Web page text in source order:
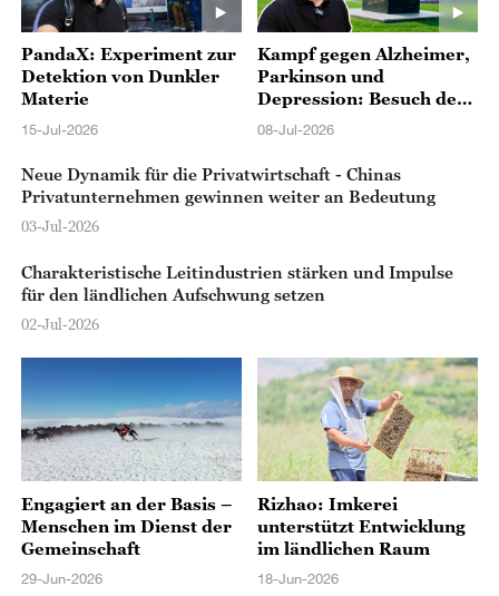
PandaX: Experiment zur
Detektion von Dunkler
Materie
15-Jul-2026
Kampf gegen Alzheimer,
Parkinson und
Depression: Besuch des
IRCBC in Shanghai
08-Jul-2026
Neue Dynamik für die Privatwirtschaft - Chinas
Privatunternehmen gewinnen weiter an Bedeutung
03-Jul-2026
Charakteristische Leitindustrien stärken und Impulse
für den ländlichen Aufschwung setzen
02-Jul-2026
Engagiert an der Basis –
Menschen im Dienst der
Gemeinschaft
29-Jun-2026
Rizhao: Imkerei
unterstützt Entwicklung
im ländlichen Raum
18-Jun-2026